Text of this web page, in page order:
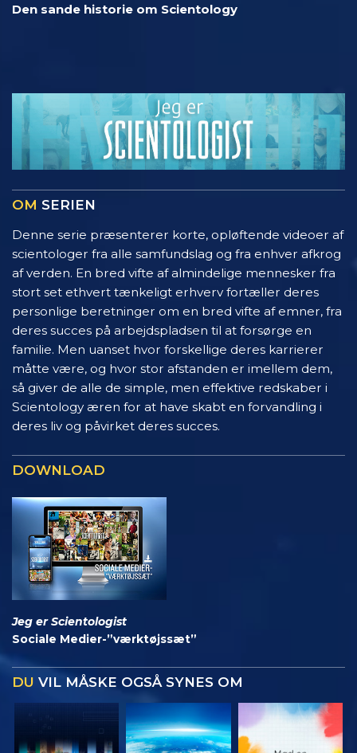
Den sande historie om Scientology
OM SERIEN
Denne serie præsenterer korte, opløftende videoer af
scientologer fra alle samfundslag og fra enhver afkrog
af verden. En bred vifte af almindelige mennesker fra
stort set ethvert tænkeligt erhverv fortæller deres
personlige beretninger om en bred vifte af emner, fra
deres succes på arbejdspladsen til at forsørge en
familie. Men uanset hvor forskellige deres karrierer
måtte være, og hvor stor afstanden er imellem dem,
så giver de alle de simple, men effektive redskaber i
Scientology æren for at have skabt en forvandling i
deres liv og påvirket deres succes.
DOWNLOAD
Jeg er Scientologist
Sociale Medier-”værktøjssæt”
DU VIL MÅSKE OGSÅ SYNES OM